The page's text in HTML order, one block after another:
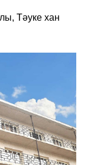
Тәуке хан